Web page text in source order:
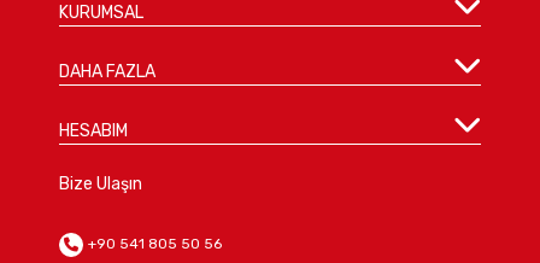
KURUMSAL
DAHA FAZLA
HESABIM
Bize Ulaşın
+90 541 805 50 56